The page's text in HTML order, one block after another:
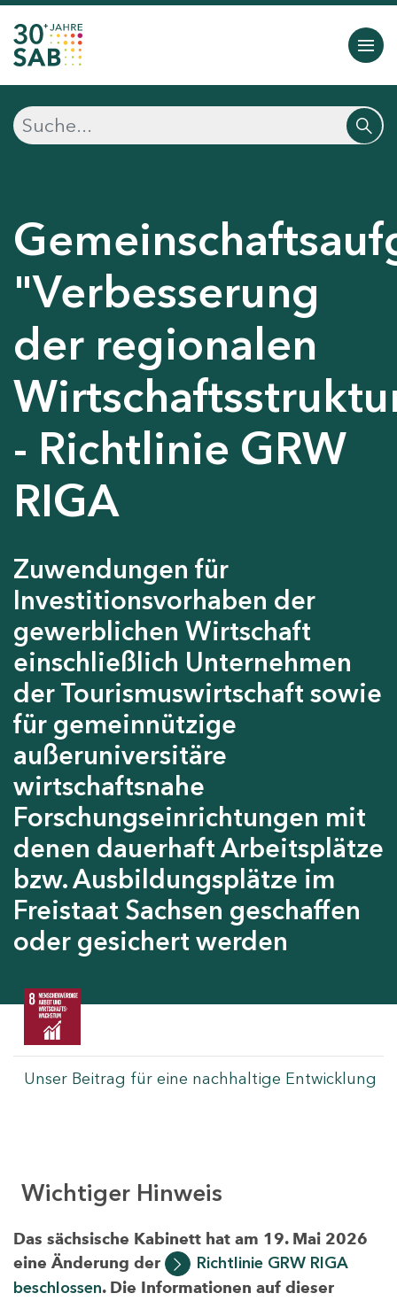
"Verbesserung
der regionalen
- Richtlinie GRW
RIGA
Zuwendungen für
Investitionsvorhaben der
gewerblichen Wirtschaft
einschließlich Unternehmen
der Tourismuswirtschaft sowie
für gemeinnützige
außeruniversitäre
wirtschaftsnahe
Forschungseinrichtungen mit
denen dauerhaft Arbeitsplätze
bzw. Ausbildungsplätze im
Freistaat Sachsen geschaffen
oder gesichert werden
Unser Beitrag für eine nachhaltige Entwicklung
Wichtiger Hinweis
Das sächsische Kabinett hat am 19. Mai 2026
eine Änderung der
Richtlinie GRW RIGA
beschlossen. Die Informationen auf dieser